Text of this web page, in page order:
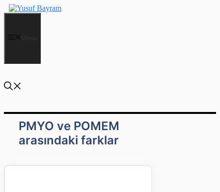
İçeriğe
atla
Menu
PMYO ve POMEM
arasındaki farklar